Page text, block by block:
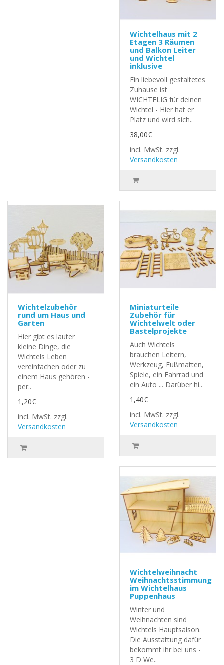
Wichtelhaus mit 2
Etagen 3 Räumen
und Balkon Leiter
und Wichtel
inklusive
Ein liebevoll gestaltetes
Zuhause ist
WICHTELIG für deinen
Wichtel - Hier hat er
Platz und wird sich..
38,00€
incl. MwSt. zzgl.
Versandkosten
Wichtelzubehör
rund um Haus und
Garten
Hier gibt es lauter
kleine Dinge, die
Wichtels Leben
vereinfachen oder zu
einem Haus gehören -
per..
1,20€
incl. MwSt. zzgl.
Versandkosten
Miniaturteile
Zubehör für
Wichtelwelt oder
Bastelprojekte
Auch Wichtels
brauchen Leitern,
Werkzeug, Fußmatten,
Spiele, ein Fahrrad und
ein Auto ... Darüber hi..
1,40€
incl. MwSt. zzgl.
Versandkosten
Wichtelweihnacht
Weihnachtsstimmung
im Wichtelhaus
Puppenhaus
Winter und
Weihnachten sind
Wichtels Hauptsaison.
Die Ausstattung dafür
bekommt ihr bei uns -
3 D We..